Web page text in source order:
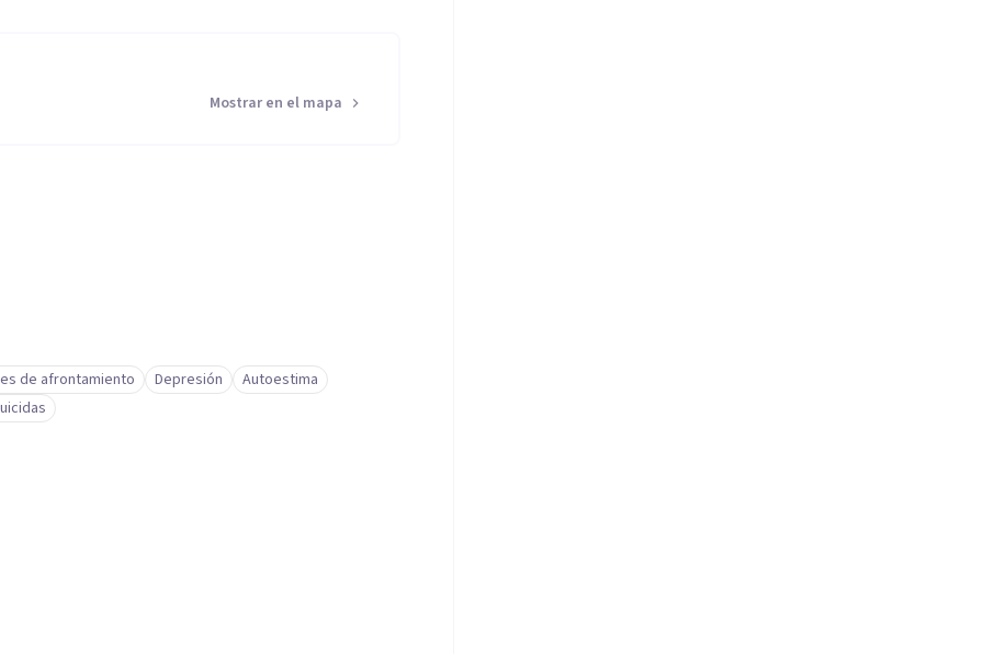
Mostrar en el mapa
de afrontamiento Depresión
Autoestima